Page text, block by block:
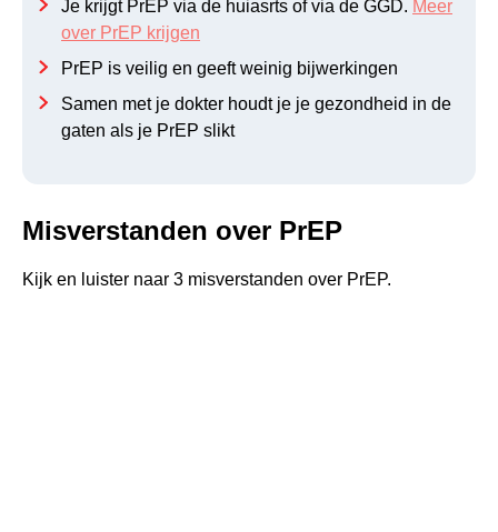
Je krijgt PrEP via de huiasrts of via de GGD. Meer
over PrEP krijgen
PrEP is veilig en geeft weinig bijwerkingen
Samen met je dokter houdt je je gezondheid in de
gaten als je PrEP slikt
Misverstanden over PrEP
Kijk en luister naar 3 misverstanden over PrEP.